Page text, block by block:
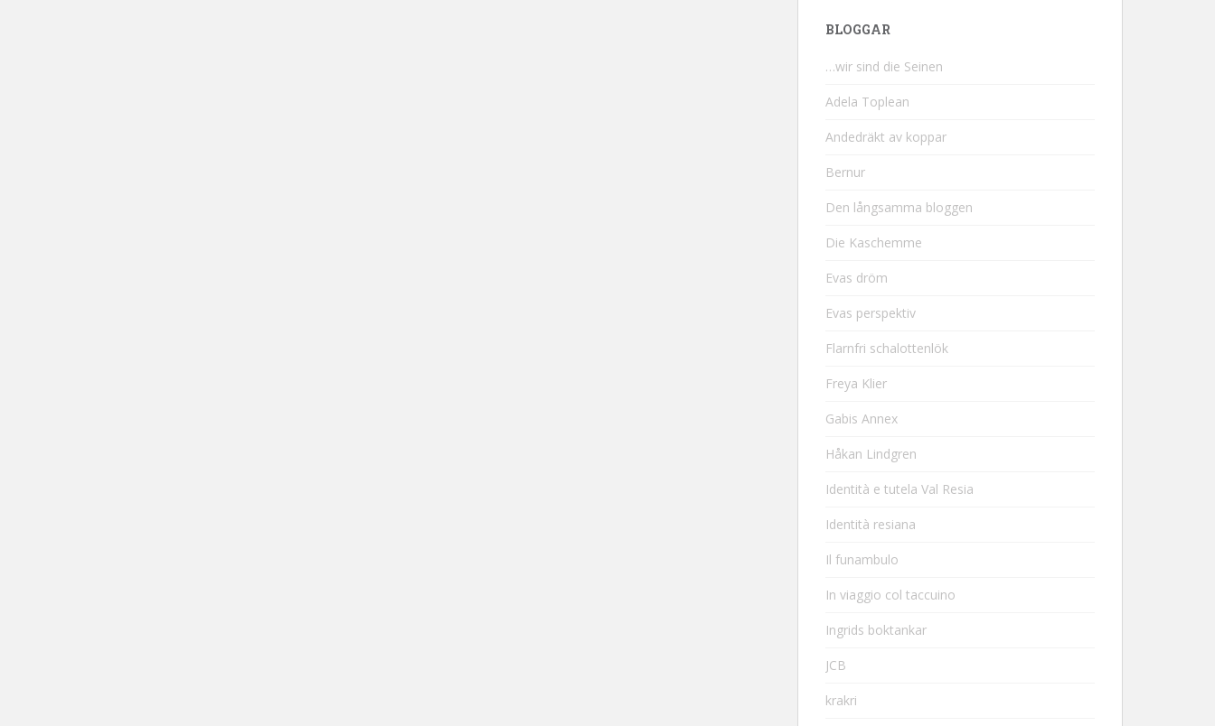
BLOGGAR
…wir sind die Seinen
Adela Toplean
Andedräkt av koppar
Bernur
Den långsamma bloggen
Die Kaschemme
Evas dröm
Evas perspektiv
Flarnfri schalottenlök
Freya Klier
Gabis Annex
Håkan Lindgren
Identità e tutela Val Resia
Identità resiana
Il funambulo
In viaggio col taccuino
Ingrids boktankar
JCB
krakri